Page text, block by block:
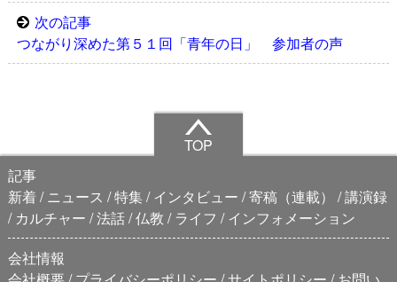
次の記事
つながり深めた第５１回「青年の日」 参加者の声
TOP
記事
新着
ニュース 特集 インタビュー 寄稿（連載）
講演録
カルチャー 法話 仏教 ライフ
インフォメーション
会社情報